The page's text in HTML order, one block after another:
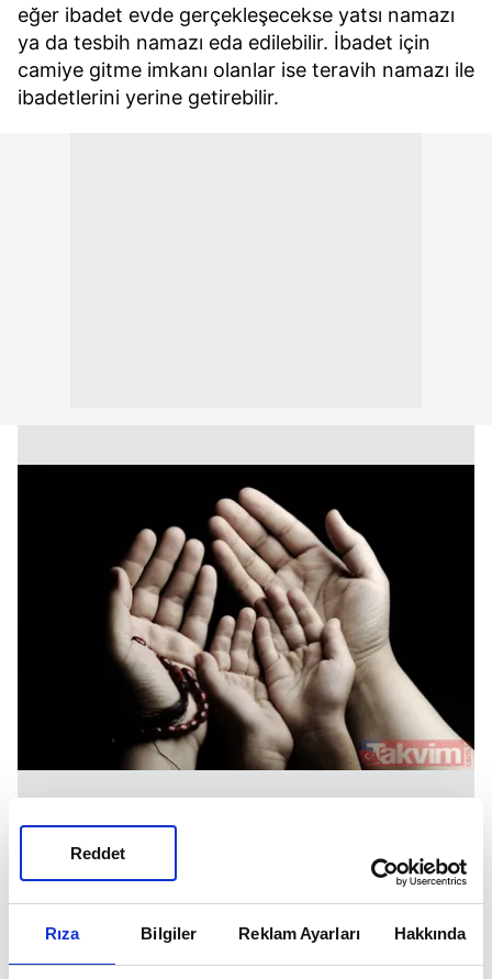
Rıza Bilgiler Reklam Ayarları Hakkında
Reddet
eğer ibadet evde gerçekleşecekse yatsı namazı
ya da tesbih namazı eda edilebilir. İbadet için
camiye gitme imkanı olanlar ise teravih namazı ile
ibadetlerini yerine getirebilir.
Sonuç olarak, teravih namazında asıl olan,
Kur'ân-ı Kerîm'in hatmi ve Ramazan gecelerinin
ihyasıdır.